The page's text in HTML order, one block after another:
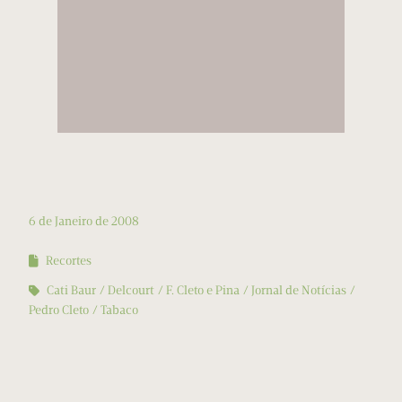
6 de Janeiro de 2008
Recortes
Cati Baur
Delcourt F. Cleto e Pina
Jornal de Notícias
Pedro Cleto
Tabaco